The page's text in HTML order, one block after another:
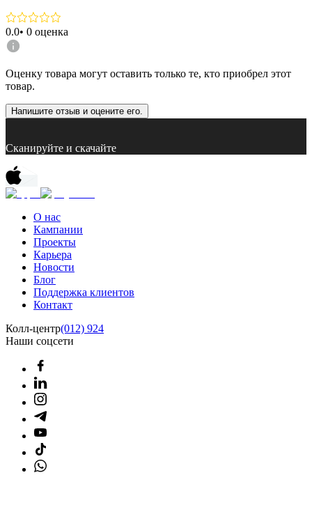
0.0• 0 оценка
Оценку товара могут оставить только те, кто приобрел этот
товар.
Напишите отзыв и оцените его.
Сканируйте и скачайте
О нас
Кампании
Проекты
Карьера
Новости
Блог
Поддержка клиентов
Контакт
Колл-центр(012) 924
Наши соцсети